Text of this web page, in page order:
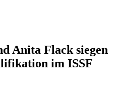
Anita Flack siegen
im ISSF